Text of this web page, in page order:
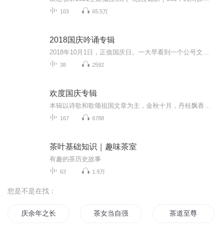
103 65.5万
2018国庆吟诵专辑
38 2592
欢度国庆专辑
167 6788
茶叶基础知识｜趣味茶室
有趣的茶历史故事
63 1.9万
您是不是在找：
庆余年之长歌行 茶女当自强 茶道至尊